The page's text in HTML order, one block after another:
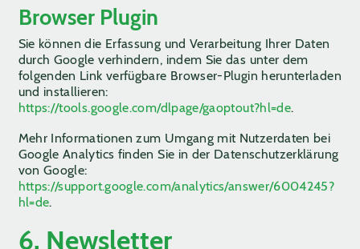
Browser Plugin
Sie können die Erfassung und Verarbeitung Ihrer Daten
durch Google verhindern, indem Sie das unter dem
folgenden Link verfügbare Browser-Plugin herunterladen
und installieren:
https://tools.google.com/dlpage/gaoptout?hl=de.
Mehr Informationen zum Umgang mit Nutzerdaten bei
Google Analytics finden Sie in der Datenschutzerklärung
von Google:
https://support.google.com/analytics/answer/6004245?
hl=de.
6. Newsletter